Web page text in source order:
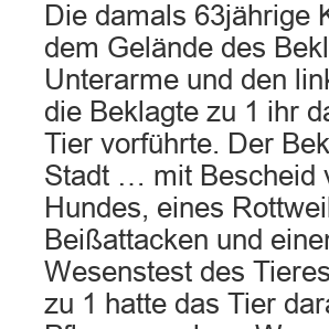
Die damals 63jährige
dem Gelände des
Unterarme und den
die Beklagte zu 1 ihr
Tier vorführte. Der
Stadt … mit Bescheid
Hundes, eines
Beißattacken und
Wesenstest des
zu 1 hatte das Tier